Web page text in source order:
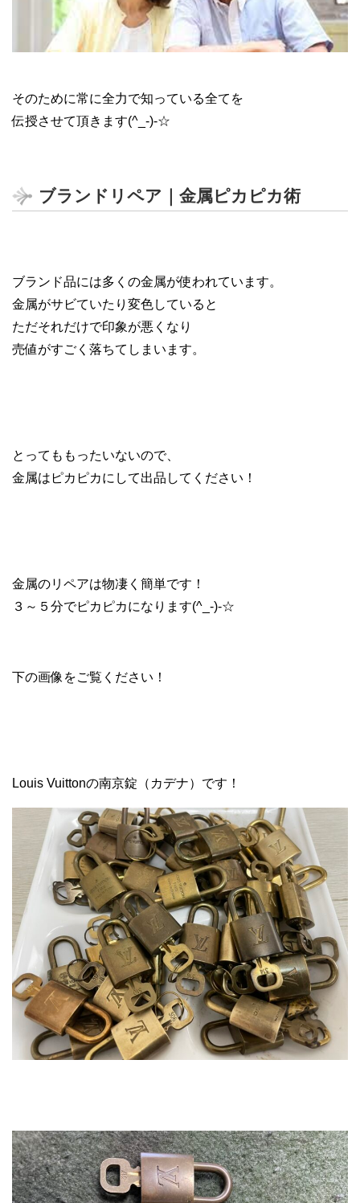
そのために常に全力で知っている全てを
伝授させて頂きます(^_-)-☆
ブランドリペア｜金属ピカピカ術
ブランド品には多くの金属が使われています。
金属がサビていたり変色していると
ただそれだけで印象が悪くなり
売値がすごく落ちてしまいます。
とってももったいないので、
金属はピカピカにして出品してください！
金属のリペアは物凄く簡単です！
３～５分でピカピカになります(^_-)-☆
下の画像をご覧ください！
Louis Vuittonの南京錠（カデナ）です！